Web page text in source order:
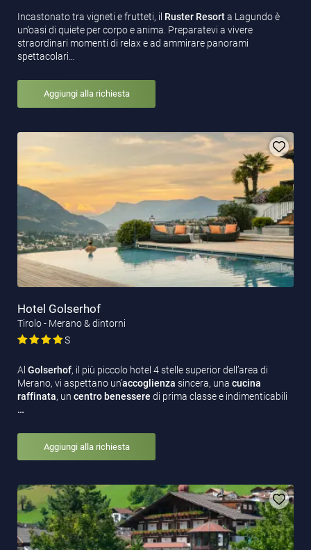
Incastonato tra vigneti e frutteti, il Ruster Resorta Lagundo è
un’oasi di quiete per corpo e anima. Preparatevi a vivere
straordinari momenti di relax e ad ammirare panorami
spettacolari…
Aggiungi alla richiesta
Hotel Golserhof
Tirolo - Merano & dintorni
S
Al Golserhof, il più piccolo hotel 4 stelle superior dell’area di
Merano, vi aspettano un’accoglienza sincera, una cucina
raffinata, un centro benessere di prima classe e indimenticabili
…
Aggiungi alla richiesta